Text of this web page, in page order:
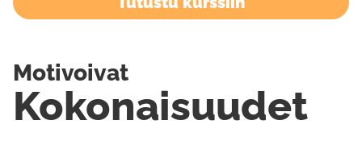
Kokonaisuudet
Motivoivat